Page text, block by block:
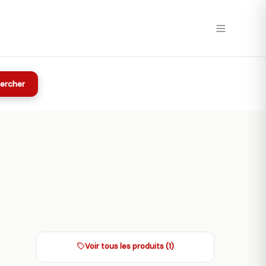
Voir tous les produits (1)